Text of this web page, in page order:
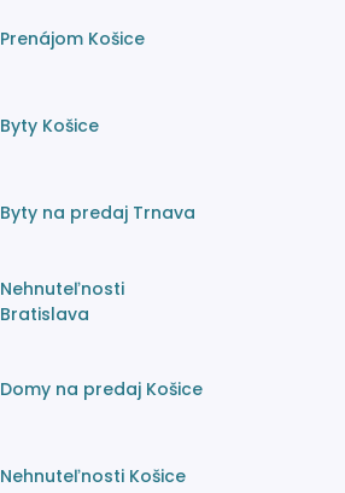
Prenájom Košice
Byty Košice
Byty na predaj Trnava
Nehnuteľnosti
Bratislava
Domy na predaj Košice
Nehnuteľnosti Košice